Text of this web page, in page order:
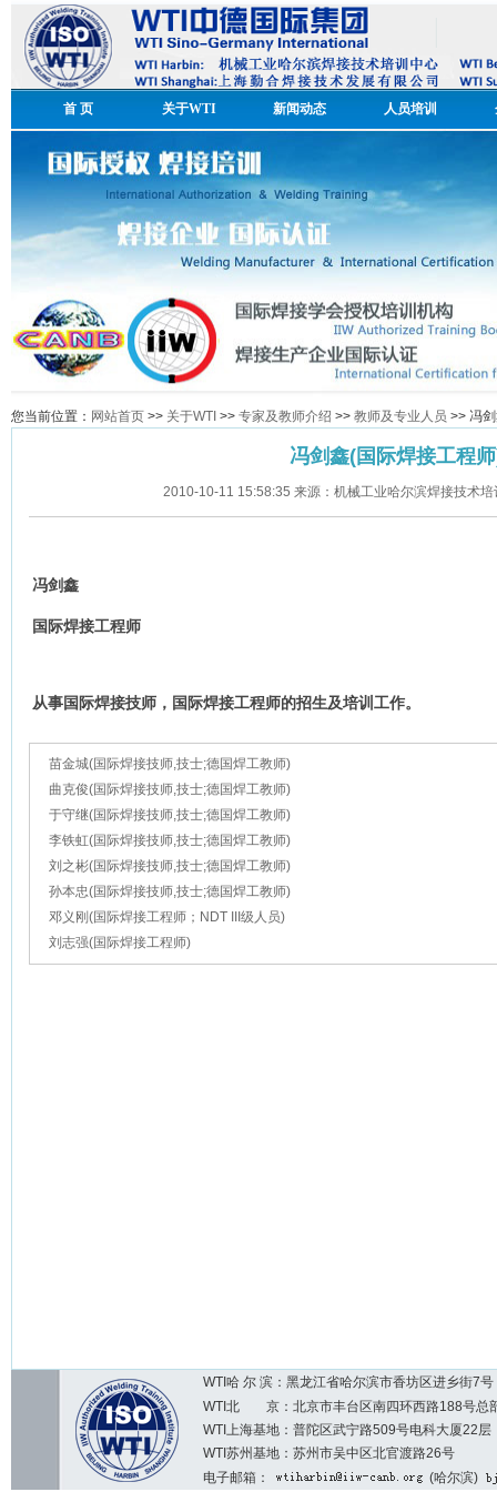
首 页 关于WTI 新闻动态 人员培训
您当前位置： 网站首页 >> 关于WTI >> 专家及教师介绍 >> 教师及专业人员 >> 冯
冯剑鑫(国际焊接工程
2010-10-11 15:58:35 来源：机械工业哈尔滨焊接技术培
冯剑鑫
国际焊接工程师
从事国际焊接技师，国际焊接工程师的招生及培训工作。
苗金城(国际焊接技师,技士;德国焊工教师)
曲克俊(国际焊接技师,技士;德国焊工教师)
于守继(国际焊接技师,技士;德国焊工教师)
李铁虹(国际焊接技师,技士;德国焊工教师)
刘之彬(国际焊接技师,技士;德国焊工教师)
孙本忠(国际焊接技师,技士;德国焊工教师)
邓义刚(国际焊接工程师；NDT III级人员)
刘志强(国际焊接工程师)
WTI哈 尔 滨：黑龙江省哈尔滨市香坊区进乡街
WTI北 京：北京市丰台区南四环西路188号总
WTI上海基地：普陀区武宁路509号电科大厦22层
WTI苏州基地：苏州市吴中区北官渡路26号
电子邮箱：
(哈尔滨)